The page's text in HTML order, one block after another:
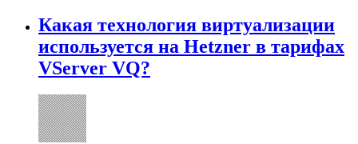
Какая технология виртуализации
используется на Hetzner в тарифах
VServer VQ?